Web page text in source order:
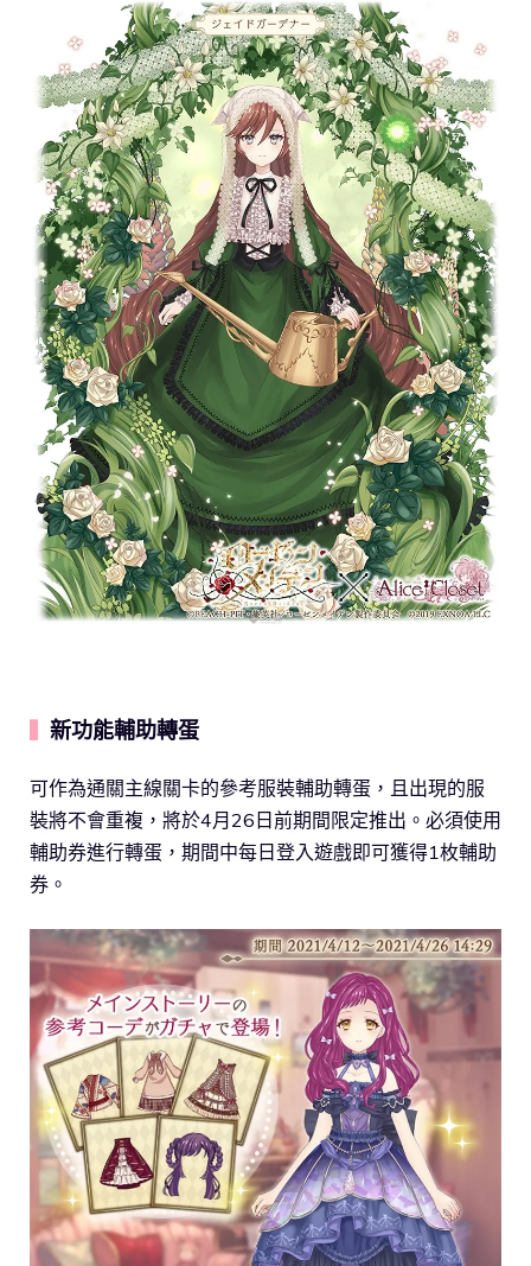
新功能輔助轉蛋
可作為通關主線關卡的參考服裝輔助轉蛋，且出現的服
裝將不會重複，將於4月26日前期間限定推出。必須使用
輔助券進行轉蛋，期間中每日登入遊戲即可獲得1枚輔助
券。